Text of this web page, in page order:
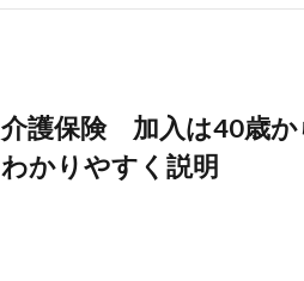
介護保険 加入は40歳
わかりやすく説明